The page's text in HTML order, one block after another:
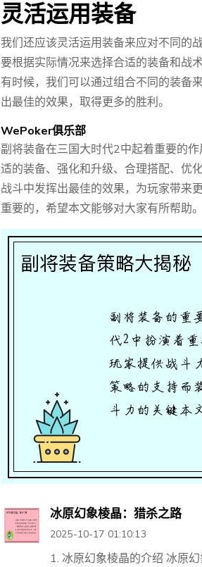
灵活运用装备
我们还应该灵活运用装备来应对不同的
要根据实际情况来选择合适的装备和战
有时候，我们可以通过组合不同的装备
出最佳的效果，取得更多的胜利。
WePoker俱乐部
副将装备在三国大时代2中起着重要的
适的装备、强化和升级、合理搭配、优
战斗中发挥出最佳的效果，为玩家带来
重要的，希望本文能够对大家有所帮助。
冰原幻象棱晶：猎杀之路
2025-10-17 01:10:13
1. 冰原幻象棱晶的介绍 冰原